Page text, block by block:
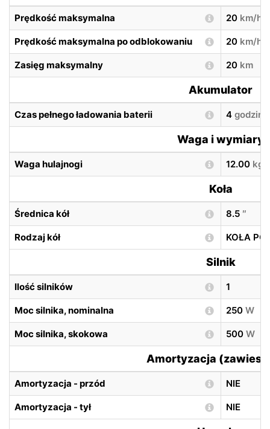
Prędkość maksymalna 20 km/h
Prędkość maksymalna po odblokowaniu 20 km/h
Zasięg maksymalny 20 km
Akumulator
Czas pełnego ładowania baterii 4 godzin
Waga i wymiary
Waga hulajnogi 12.00 kg
Koła
Średnica kół 8.5 ″
Rodzaj kół KOŁA
Silnik
Ilość silników 1
Moc silnika, nominalna 250 W
Moc silnika, skokowa 500 W
Amortyzacja
Amortyzacja - przód NIE
Amortyzacja - tył NIE